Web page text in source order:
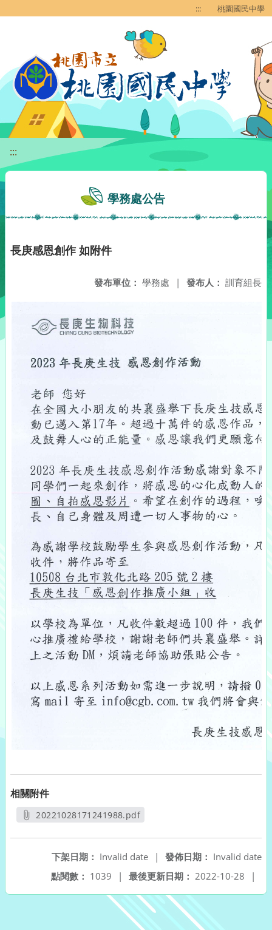
::: 桃園國民中學
:::
學務處公告
長庚感恩創作 如附件
發布人： 訓育組長
發布單位： 學務處 |
相關附件
20221028171241988.pdf
發佈日期： Invalid date
下架日期： Invalid date
|
最後更新日期： 2022-10-28 |
點閱數： 1039 |